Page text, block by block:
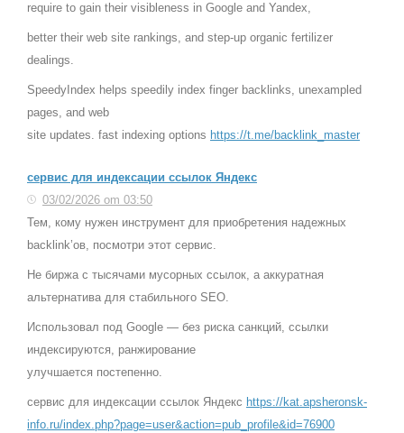
require to gain their visibleness in Google and Yandex,
better their web site rankings, and step-up organic fertilizer
dealings.
SpeedyIndex helps speedily index finger backlinks, unexampled
pages, and web
site updates. fast indexing options https://t.me/backlink_master
сервис для индексации ссылок Яндекс
03/02/2026 om 03:50
Тем, кому нужен инструмент для приобретения надежных
backlink’ов, посмотри этот сервис.
Не биржа с тысячами мусорных ссылок, а аккуратная
альтернатива для стабильного SEO.
Использовал под Google — без риска санкций, ссылки
индексируются, ранжирование
улучшается постепенно.
сервис для индексации ссылок Яндекс https://kat.apsheronsk-
info.ru/index.php?page=user&action=pub_profile&id=76900